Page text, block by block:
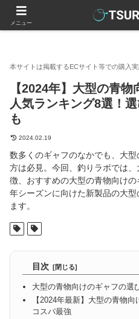
釣りラボマガジン 釣具（釣り
【2024年】大型の青
人気ランキング8選！
も
2024.02.19
数多くのギャフのなかでも、大
方は必見。今回、釣りラボでは
徴、おすすめの大型の青物向け
年シーズンに向けた新製品の大
ます。
目次
大型の青物向けのギャフの選
【2024年最新】大型の青物
コスパ最強
メニュー